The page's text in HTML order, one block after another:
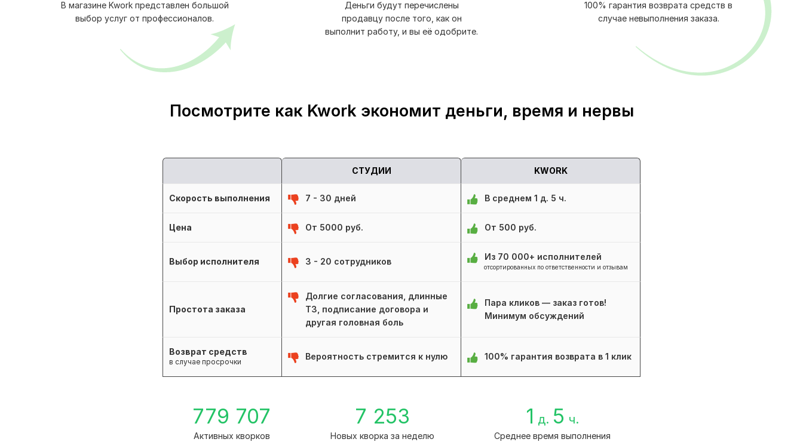
В магазине Kwork представлен большой
выбор услуг от профессионалов.
Деньги будут перечислены
продавцу после того, как он
выполнит работу, и вы её одобрите.
100% гарантия возврата средств в
случае невыполнения заказа.
Посмотрите как Kwork экономит деньги, время и нервы
СТУДИИ KWORK
Скорость выполнения 7 - 30 дней В среднем 1 д. 5 ч.
Цена От 5000 руб. От 500 руб.
Выбор исполнителя 3 - 20 сотрудников Из 70 000+ исполнителей
отсортированных по ответственности и отзывам
Простота заказа
Долгие согласования, длинные
ТЗ, подписание договора и
другая головная боль
Пара кликов — заказ готов!
Минимум обсуждений
Возврат средств
в случае просрочки
Вероятность стремится к нулю 100% гарантия возврата в 1 клик
779 707
Активных кворков
7 253
Новых кворка за неделю
1 д. 5 ч.
Среднее время выполнения